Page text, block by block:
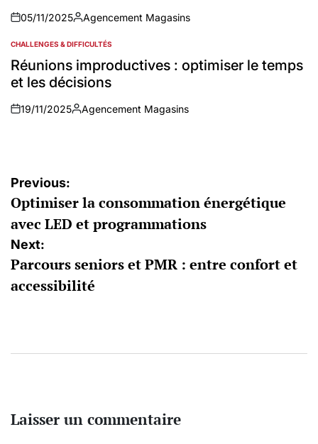
on
05/11/2025
Auteur
Agencement Magasins
POSTED
IN
CHALLENGES & DIFFICULTÉS
Réunions improductives : optimiser le temps
et les décisions
on
19/11/2025
Auteur
Agencement Magasins
Navigation
de
l’article
Previous:
Optimiser la consommation énergétique
avec LED et programmations
Next:
Parcours seniors et PMR : entre confort et
accessibilité
Laisser un commentaire